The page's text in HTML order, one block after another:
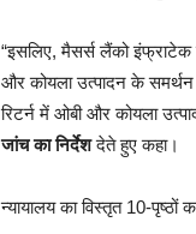
“इसलिए, मैसर्स लैंको
और कोयला उत्पादन के
रिटर्न में ओबी और कोयला
जांच का निर्देशदेते हुए कहा।
न्यायालय का विस्तृत 10-पृष्ठों